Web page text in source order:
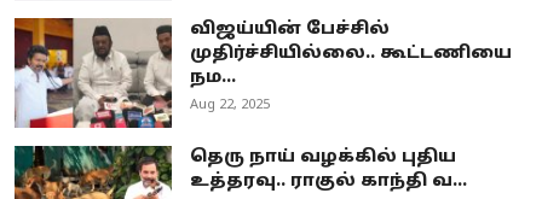
விஜய்யின் பேச்சில்
முதிர்ச்சியில்லை.. கூட்டணியை
நம...
Aug 22, 2025
தெரு நாய் வழக்கில் புதிய
உத்தரவு.. ராகுல் காந்தி வ...